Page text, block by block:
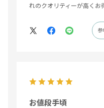
れのクオリティーが高くお
参
お値段手頃